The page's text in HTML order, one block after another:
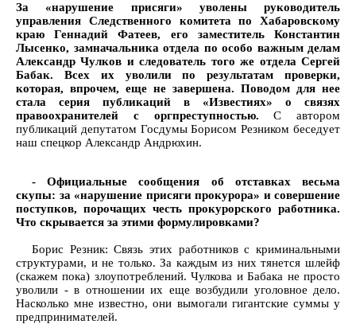
За «нарушение присяги» уволены руководитель
управления Следственного комитета по Хабаровскому
краю Геннадий Фатеев, его заместитель Константин
Лысенко, замначальника отдела по особо важным делам
Александр Чулков и следователь того же отдела Сергей
Бабак. Всех их уволили по результатам проверки,
которая, впрочем, еще не завершена. Поводом для нее
стала серия публикаций в «Известиях» о связях
правоохранителей с оргпреступностью. С автором
публикаций депутатом Госдумы Борисом Резником беседует
наш спецкор Александр Андрюхин.
- Официальные сообщения об отставках весьма
скупы: за «нарушение присяги прокурора» и совершение
поступков, порочащих честь прокурорского работника.
Что скрывается за этими формулировками?
Борис Резник: Связь этих работников с криминальными
структурами, и не только. За каждым из них тянется шлейф
(скажем пока) злоупотреблений. Чулкова и Бабака не просто
уволили - в отношении их еще возбудили уголовное дело.
Насколько мне известно, они вымогали гигантские суммы у
предпринимателей.